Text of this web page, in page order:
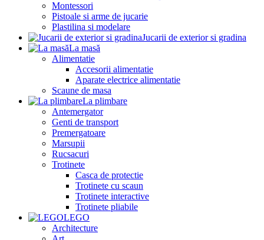
Montessori
Pistoale si arme de jucarie
Plastilina si modelare
Jucarii de exterior si gradina
La masă
Alimentatie
Accesorii alimentatie
Aparate electrice alimentatie
Scaune de masa
La plimbare
Antemergator
Genti de transport
Premergatoare
Marsupii
Rucsacuri
Trotinete
Casca de protectie
Trotinete cu scaun
Trotinete interactive
Trotinete pliabile
LEGO
Architecture